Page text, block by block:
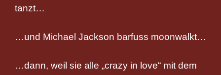
tanzt…
…und Michael Jackson barfuss moonwalkt…
…dann, weil sie alle „crazy in love“ mit dem